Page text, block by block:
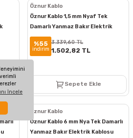
İncele
Öznur Kablo
Öznur Kablo 1,5 mm Nyaf Tek
Damarlı Yanmaz Bakır Elektrik
Kablosu Siyah 100 Metre
%55
indirim
3.339,60 TL
1.502,82 TL
Sepete Ekle
Öznur Kablo
Öznur Kablo 6 mm Nya Tek Damarlı
Yanmaz Bakır Elektrik Kablosu